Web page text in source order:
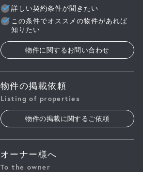
詳しい契約条件が聞きたい
この条件でオススメの物件があれば
知りたい
物件に関するお問い合わせ
物件の掲載依頼
Listing of properties
物件の掲載に関するご依頼
オーナー様へ
To the owner